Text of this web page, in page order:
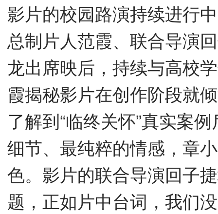
影片的校园路演持续进行
总制片人范霞、联合导演
龙出席映后，持续与高校
霞揭秘影片在创作阶段就
了解到“临终关怀”真实案例
细节、最纯粹的情感，章
色。影片的联合导演回子
题，正如片中台词，我们